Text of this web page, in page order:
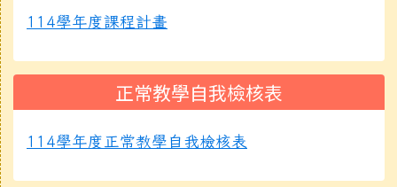
114學年度課程計畫
正常教學自我檢核表
114學年度正常教學自我檢核表